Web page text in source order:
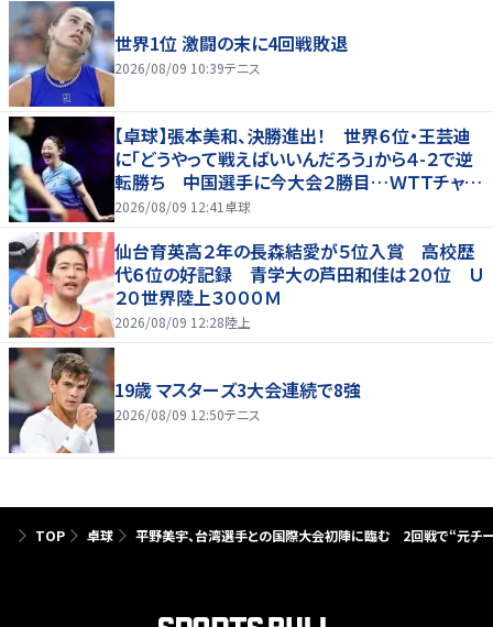
世界1位 激闘の末に4回戦敗退
2026/08/09 10:39テニス
【卓球】張本美和、決勝進出！ 世界６位・王芸迪
に「どうやって戦えばいいんだろう」から４-２で逆
転勝ち 中国選手に今大会２勝目…ＷＴＴチャン
ピオンズ横浜
2026/08/09 12:41 卓球
仙台育英高２年の長森結愛が５位入賞 高校歴
代６位の好記録 青学大の芦田和佳は２０位 Ｕ
２０世界陸上３０００Ｍ
2026/08/09 12:28陸上
19歳 マスターズ3大会連続で8強
2026/08/09 12:50テニス
TOP 卓球 平野美宇、台湾選手との国際大会初陣に臨む 2回戦で“元チ